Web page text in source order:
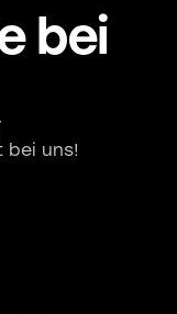
bei
bei uns!